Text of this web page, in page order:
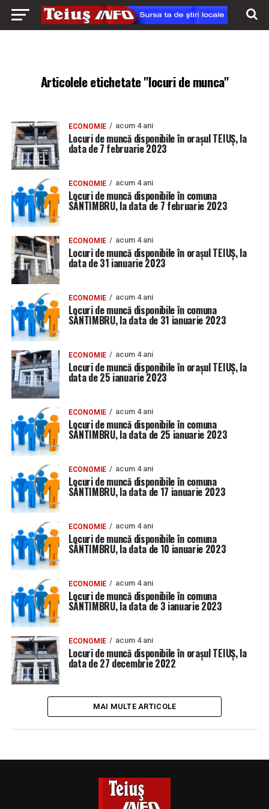
Articolele etichetate "locuri de munca"
ECONOMIE acum 4 ani
Locuri de muncă disponibile în orașul TEIUȘ, la
data de 7 februarie 2023
ECONOMIE acum 4 ani
Locuri de muncă disponibile în comuna
SÂNTIMBRU, la data de 7 februarie 2023
ECONOMIE acum 4 ani
Locuri de muncă disponibile în orașul TEIUȘ, la
data de 31 ianuarie 2023
ECONOMIE acum 4 ani
Locuri de muncă disponibile în comuna
SÂNTIMBRU, la data de 31 ianuarie 2023
ECONOMIE acum 4 ani
Locuri de muncă disponibile în orașul TEIUȘ, la
data de 25 ianuarie 2023
ECONOMIE acum 4 ani
Locuri de muncă disponibile în comuna
SÂNTIMBRU, la data de 25 ianuarie 2023
ECONOMIE acum 4 ani
Locuri de muncă disponibile în comuna
SÂNTIMBRU, la data de 17 ianuarie 2023
ECONOMIE acum 4 ani
Locuri de muncă disponibile în comuna
SÂNTIMBRU, la data de 10 ianuarie 2023
ECONOMIE acum 4 ani
Locuri de muncă disponibile în comuna
SÂNTIMBRU, la data de 3 ianuarie 2023
ECONOMIE acum 4 ani
Locuri de muncă disponibile în orașul TEIUȘ, la
data de 27 decembrie 2022
MAI MULTE ARTICOLE